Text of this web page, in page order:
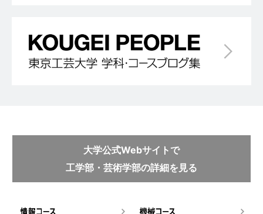
大学公式Webサイトで
工学部・芸術学部の詳細を見る